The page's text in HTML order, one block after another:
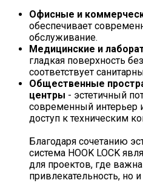
Офисные и
обеспечивает
обслуживание.
Медицинские и
гладкая поверхность
соответствует
Общественные
центры - эстетичный
современный интерьер
доступ к техническим
Благодаря сочетанию
система HOOK LOCK
для проектов, где
привлекательность, но